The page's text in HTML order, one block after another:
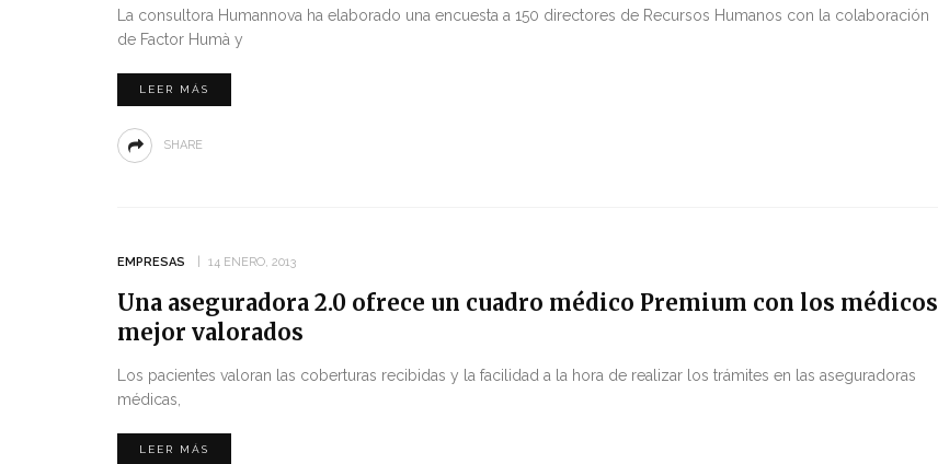
La consultora Humannova ha elaborado una encuesta a 150 directores de Recursos Humanos con la colaboración
de Factor Humà y
LEER MÁS
SHARE
EMPRESAS 14 ENERO, 2013
Una aseguradora 2.0 ofrece un cuadro médico Premium con los médicos
mejor valorados
Los pacientes valoran las coberturas recibidas y la facilidad a la hora de realizar los trámites en las aseguradoras
médicas,
LEER MÁS